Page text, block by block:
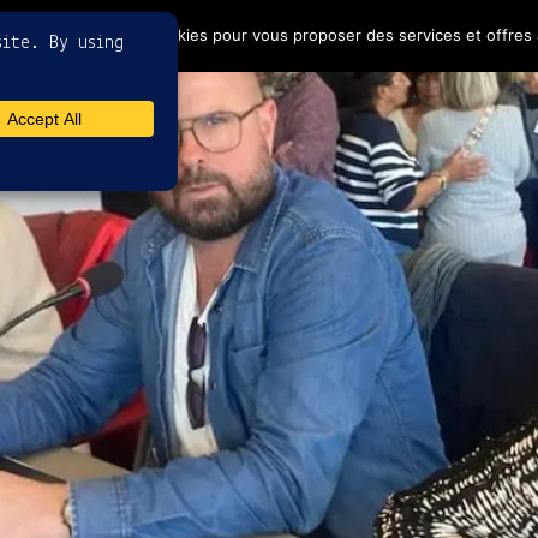
l'utilisation de cookies pour vous proposer des services et